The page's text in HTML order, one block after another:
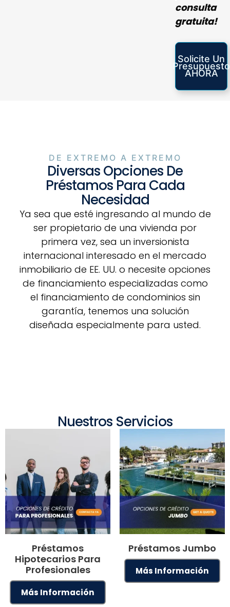
consulta
gratuita!
Solicite Un
Presupuesto
AHORA
DE EXTREMO A EXTREMO
Diversas Opciones De
Préstamos Para Cada
Necesidad
Ya sea que esté ingresando al mundo de
ser propietario de una vivienda por
primera vez, sea un inversionista
internacional interesado en el mercado
inmobiliario de EE. UU. o necesite opciones
de financiamiento especializadas como
el financiamiento de condominios sin
garantía, tenemos una solución
diseñada especialmente para usted.
Nuestros Servicios
Préstamos
Hipotecarios Para
Profesionales
Más Información
Préstamos Jumbo
Más Información